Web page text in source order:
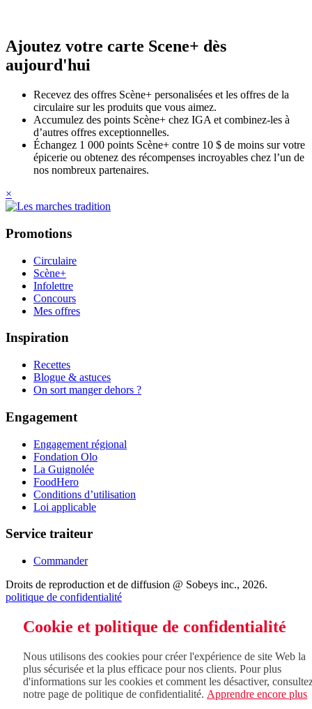
Ajoutez votre carte Scene+ dès
aujourd'hui
Recevez des offres Scène+ personalisées et les offres de la
circulaire sur les produits que vous aimez.
Accumulez des points Scène+ chez IGA et combinez-les à
d’autres offres exceptionnelles.
Échangez 1 000 points Scène+ contre 10 $ de moins sur votre
épicerie ou obtenez des récompenses incroyables chez l’un de
nos nombreux partenaires.
×
Promotions
Circulaire
Scène+
Infolettre
Concours
Mes offres
Inspiration
Recettes
Blogue & astuces
On sort manger dehors ?
Engagement
Engagement régional
Fondation Olo
La Guignolée
FoodHero
Conditions d’utilisation
Loi applicable
Service traiteur
Commander
Droits de reproduction et de diffusion @ Sobeys inc., 2026.
politique de confidentialité
Cookie et politique de confidentialité
Nous utilisons des cookies pour créer l'expérience de site Web la
plus sécurisée et la plus efficace pour nos clients. Pour plus
d'informations sur les cookies et comment les désactiver,
notre page de politique de confidentialité. Apprendre encore plus